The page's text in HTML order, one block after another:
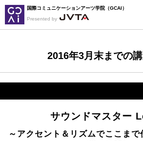
国際コミュニケーションアーツ学院（GCAI）
Presented by
2016年3月末までの
サウンドマスター
～アクセント＆リズムでここまで